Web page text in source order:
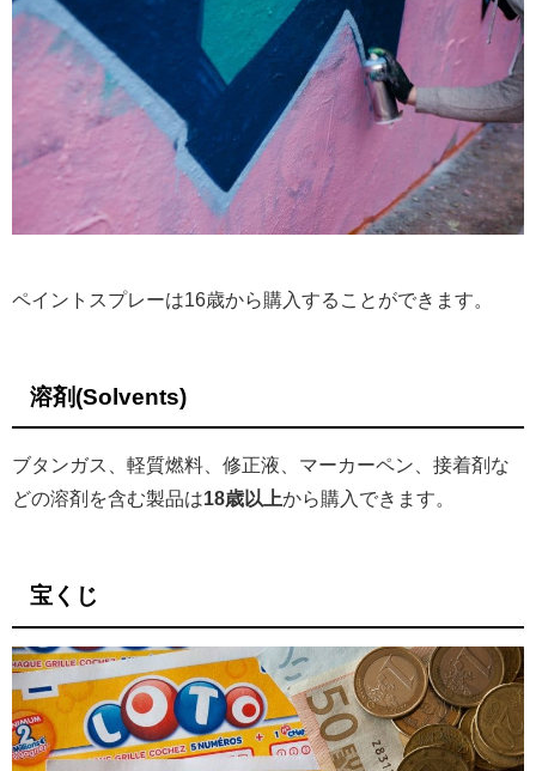
ペイントスプレーは16歳から購入することができます。
溶剤(Solvents)
ブタンガス、軽質燃料、修正液、マーカーペン、接着剤な
どの溶剤を含む製品は18歳以上から購入できます。
宝くじ